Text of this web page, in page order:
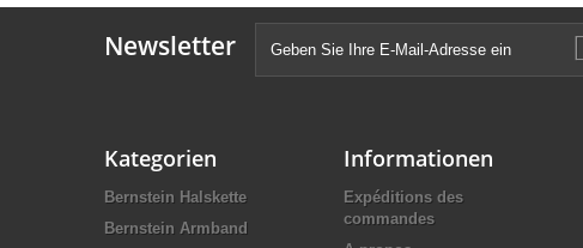
Newsletter
Kategorien
Bernstein Halskette
Bernstein Armband
Informationen
Expéditions des
commandes